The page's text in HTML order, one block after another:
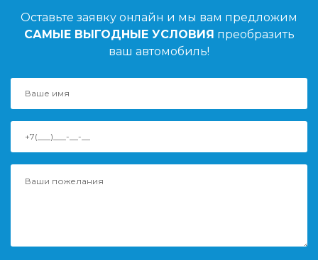
Оставьте заявку онлайн и мы вам предложим
САМЫЕ ВЫГОДНЫЕ УСЛОВИЯ преобразить
ваш автомобиль!